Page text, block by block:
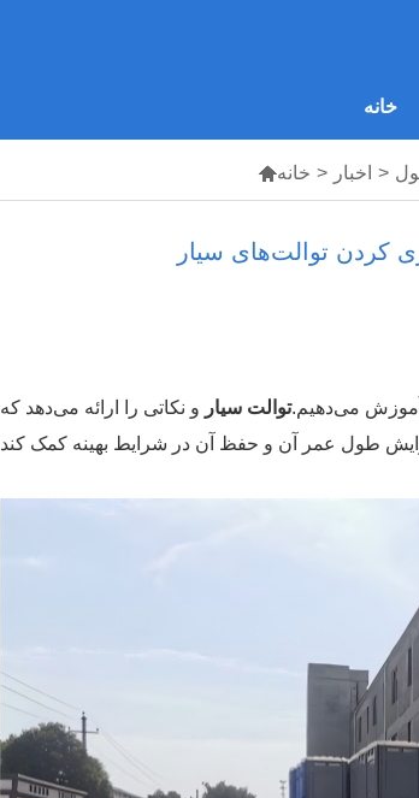
خانه
خانه > اخبار >
کردن توالت‌های سیار
آموزش می‌دهیم.توالت سیار و نکاتی را ارائه می‌دهد که